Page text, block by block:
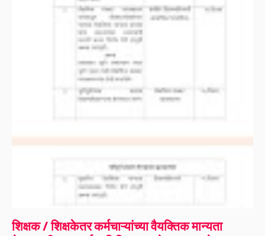
शिक्षक / शिक्षकेतर कर्मचाऱ्यांच्या वैयक्तिक मान्यता